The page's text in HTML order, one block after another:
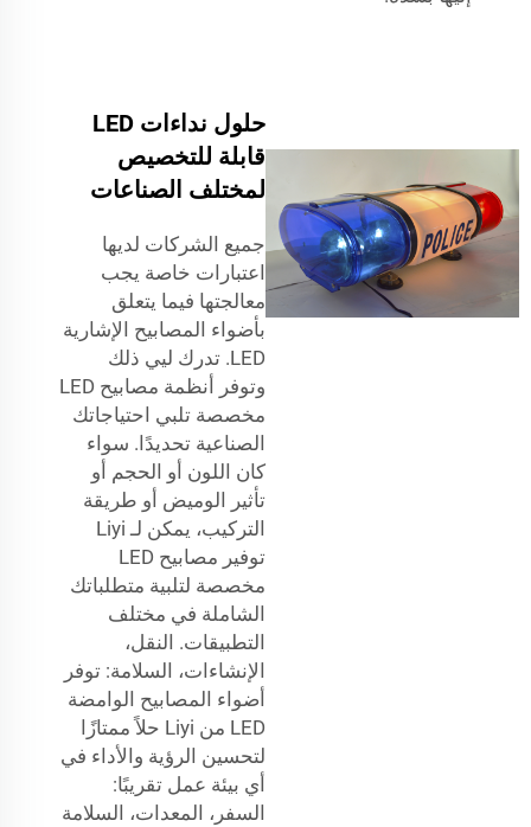
حلول نداءات LED
قابلة للتخصيص
لمختلف الصناعات
جميع الشركات لديها
اعتبارات خاصة يجب
معالجتها فيما يتعلق
بأضواء المصابيح الإشارية
LED. تدرك ليي ذلك
وتوفر أنظمة مصابيح LED
مخصصة تلبي احتياجاتك
الصناعية تحديدًا. سواء
كان اللون أو الحجم أو
تأثير الوميض أو طريقة
التركيب، يمكن لـ Liyi
توفير مصابيح LED
مخصصة لتلبية متطلباتك
الشاملة في مختلف
التطبيقات. النقل،
الإنشاءات، السلامة: توفر
أضواء المصابيح الوامضة
LED من Liyi حلاً ممتازًا
لتحسين الرؤية والأداء في
أي بيئة عمل تقريبًا:
السفر، المعدات، السلامة